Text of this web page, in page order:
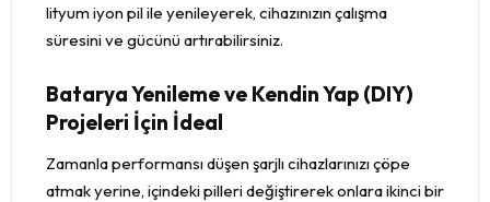
lityum iyon pil ile yenileyerek, cihazınızın çalışma
süresini ve gücünü artırabilirsiniz.
Batarya Yenileme ve Kendin Yap (DIY)
Projeleri İçin İdeal
Zamanla performansı düşen şarjlı cihazlarınızı çöpe
atmak yerine, içindeki pilleri değiştirerek onlara ikinci bir